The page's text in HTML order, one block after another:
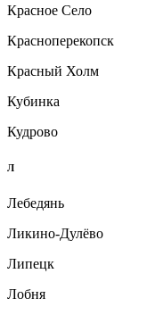
Красное Село
Красноперекопск
Красный Холм
Кубинка
Кудрово
Л
Лебедянь
Ликино-Дулёво
Липецк
Лобня